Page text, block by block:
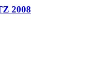
2008